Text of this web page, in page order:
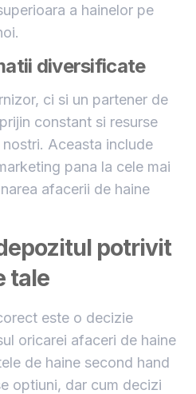
a hainelor pe
diversificate
ci si un partener de
constant si resurse
Aceasta include
pana la cele mai
afacerii de haine
potrivit
tale
este o decizie
oricarei afaceri de haine
de haine second hand
optiuni, dar cum decizi